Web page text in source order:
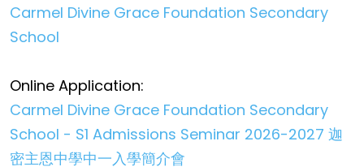
Carmel Divine Grace Foundation Secondary
School
Online Application:
Carmel Divine Grace Foundation Secondary
School - S1 Admissions Seminar 2026-2027 迦
密主恩中學中一入學簡介會